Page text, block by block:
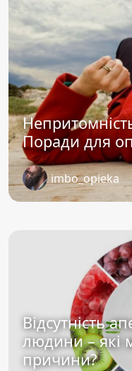
Поради для
imbo_opieka
Відсутність
людини – які
причини?